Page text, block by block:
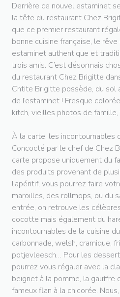
Derrière ce nouvel estaminet
la tête du restaurant Chez
que ce premier restaurant
bonne cuisine française, le rêve
estaminet authentique et
trois amis. C’est désormais
du restaurant Chez Brigitte
Chtite Brigitte possède, du sol
de l’estaminet ! Fresque
kitch, vieilles photos de
À la carte, les incontournables
Concocté par le chef de Chez
carte propose uniquement du
des produits provenant de
l’apéritif, vous pourrez faire
maroilles, des rollmops, ou du
entrée, on retrouve les
cocotte mais également du
incontournables de la cuisine
carbonnade, welsh, cramique,
potjevleesch… Pour les
pourrez vous régaler avec la
beignet à la pomme, la gauffre
fameux flan à la chicorée.